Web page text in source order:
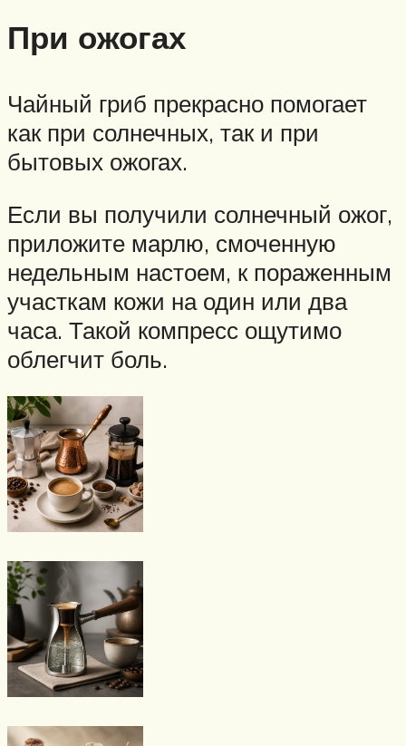
При ожогах
Чайный гриб прекрасно помогает
как при солнечных, так и при
бытовых ожогах.
Если вы получили солнечный ожог,
приложите марлю, смоченную
недельным настоем, к пораженным
участкам кожи на один или два
часа. Такой компресс ощутимо
облегчит боль.